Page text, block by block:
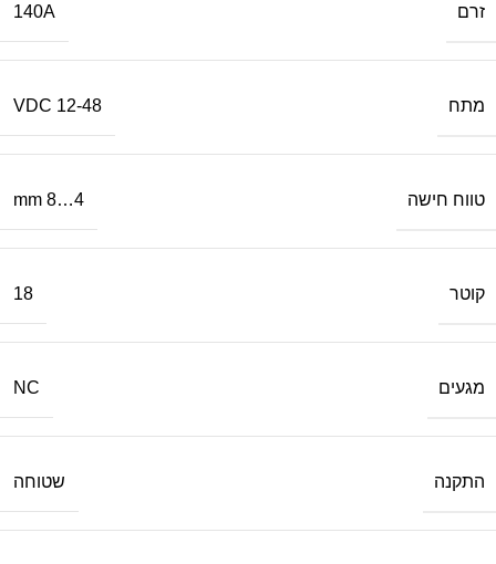
זרם 140A
מתח 12-48 VDC
טווח חישה 4…8 mm
קוטר 18
מגעים NC
התקנה שטוחה